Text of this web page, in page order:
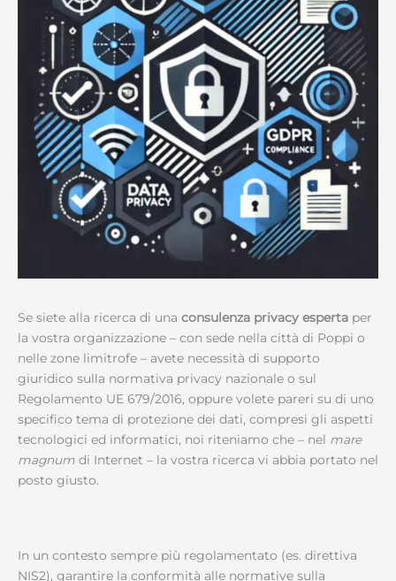
Se siete alla ricerca di una consulenza privacy esperta per
la vostra organizzazione – con sede nella città di Poppi o
nelle zone limitrofe – avete necessità di supporto
giuridico sulla normativa privacy nazionale o sul
Regolamento UE 679/2016, oppure volete pareri su di uno
specifico tema di protezione dei dati, compresi gli aspetti
tecnologici ed informatici, noi riteniamo che – nel mare
magnum di Internet – la vostra ricerca vi abbia portato nel
posto giusto.
In un contesto sempre più regolamentato (es. direttiva
NIS2), garantire la conformità alle normative sulla